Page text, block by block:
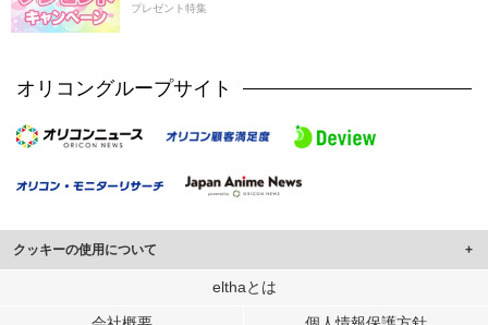
プレゼント特集
オリコングループサイト
クッキーの使用について
このサイトでは Cookie を使用して、ユーザーに合わせたコンテンツや広告の
elthaとは